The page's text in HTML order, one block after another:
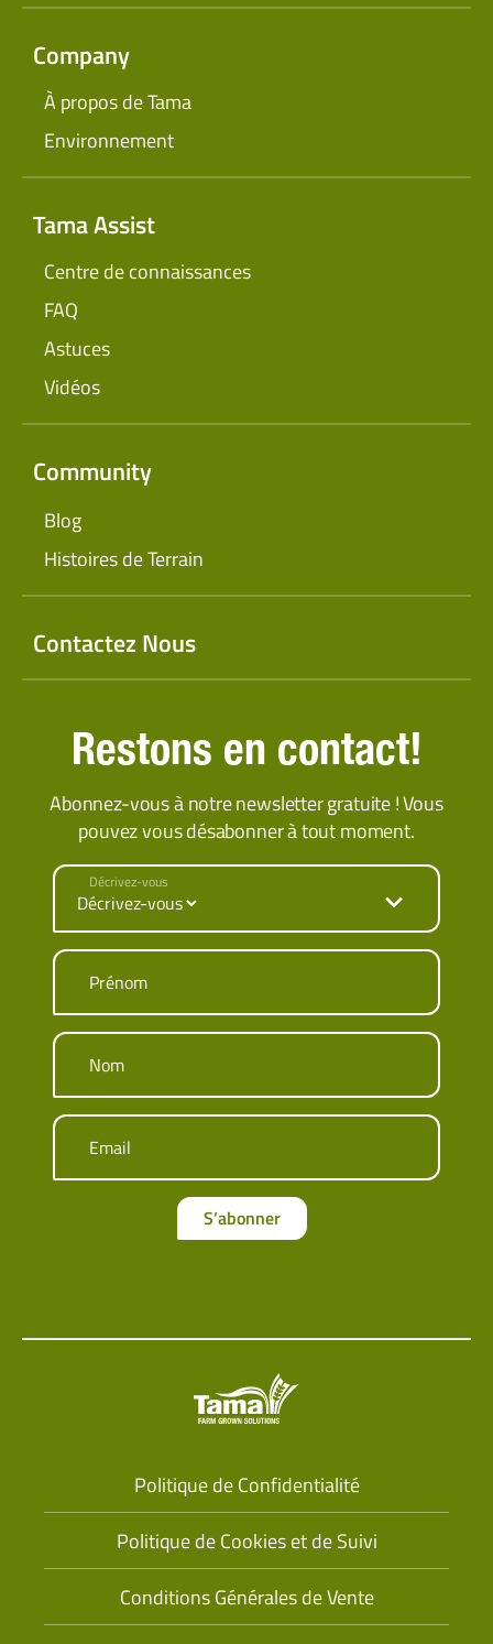
Company
À propos de Tama
Environnement
Tama Assist
Centre de connaissances
FAQ
Astuces
Vidéos
Community
Blog
Histoires de Terrain
Contactez Nous
Restons en contact!
Abonnez-vous à notre newsletter gratuite ! Vous
pouvez vous désabonner à tout moment.
Décrivez-vous
Prénom
Nom
Email
S’abonner
Politique de Confidentialité
Politique de Cookies et de Suivi
Conditions Générales de Vente